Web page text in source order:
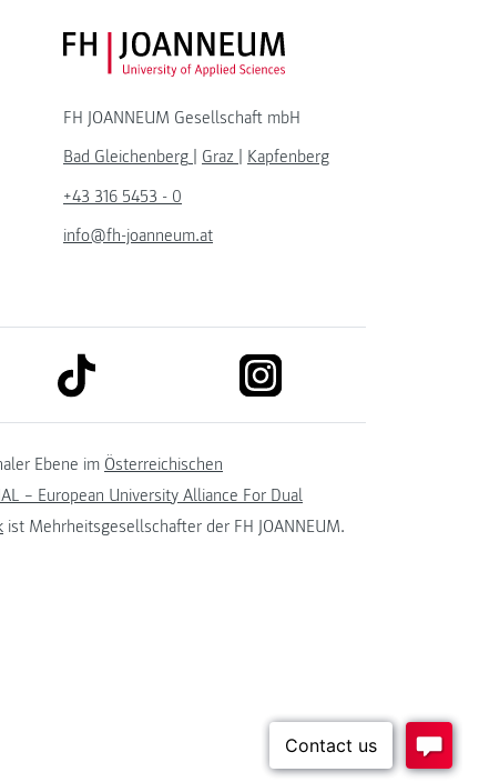
FH JOANNEUM Logo
FH JOANNEUM Gesellschaft mbH
Bad Gleichenberg
Graz
Kapfenberg
+43 316 5453 - 0
info@fh-joanneum.at
link to tiktok link to instagram
Ebene im Österreichischen
– European University Alliance For Dual
ist Mehrheitsgesellschafter der FH JOANNEUM.